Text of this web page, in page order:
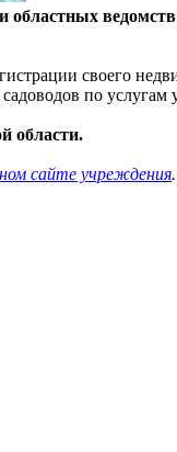
областных ведомств
своего
по услугам
области.
сайте учреждения